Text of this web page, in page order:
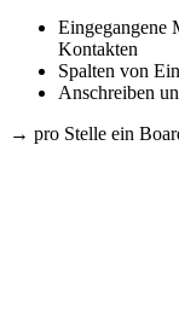
Eingegangene
Kontakten
Spalten von
Anschreiben
→ pro Stelle ein